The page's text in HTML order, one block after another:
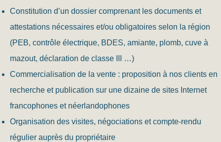
Constitution d’un dossier comprenant les documents et
attestations nécessaires et/ou obligatoires selon la région
(PEB, contrôle électrique, BDES, amiante, plomb, cuve à
mazout, déclaration de classe III …)
Commercialisation de la vente : proposition à nos clients en
recherche et publication sur une dizaine de sites Internet
francophones et néerlandophones
Organisation des visites, négociations et compte-rendu
régulier auprès du propriétaire